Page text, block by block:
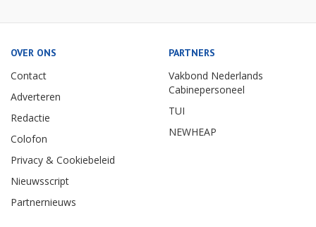
OVER ONS
Contact
Adverteren
Redactie
Colofon
Privacy & Cookiebeleid
Nieuwsscript
Partnernieuws
PARTNERS
Vakbond Nederlands
Cabinepersoneel
TUI
NEWHEAP